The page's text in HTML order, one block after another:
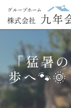
「猛暑
歩へ